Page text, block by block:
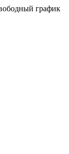
график